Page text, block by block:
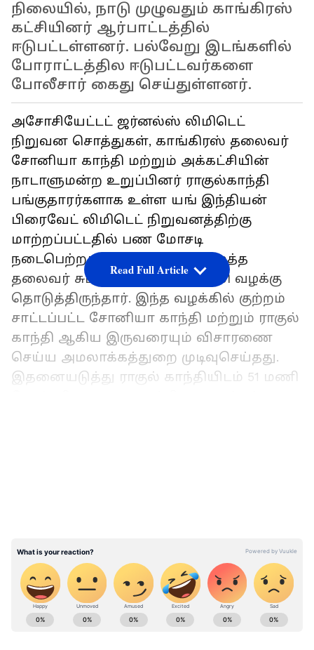
நிலையில், நாடு முழுவதும் காங்கிரஸ்
கட்சியினர் ஆர்பாட்டத்தில்
ஈடுபட்டள்ளனர். பல்வேறு இடங்களில்
போராட்டத்தில ஈடுபட்டவர்களை
போலீசார் கைது செய்துள்ளனர்.
அசோசியேட்டட் ஜர்னல்ஸ் லிமிடெட்
நிறுவன சொத்துகள், காங்கிரஸ் தலைவர்
சோனியா காந்தி மற்றும் அக்கட்சியின்
நாடாளுமன்ற உறுப்பினர் ராகுல்காந்தி
பங்குதாரர்களாக உள்ள யங் இந்தியன்
பிரைவேட் லிமிடெட் நிறுவனத்திற்கு
மாற்றப்பட்டதில் பண மோசடி
நடைபெற்றதாகக் கூறி பாஜக மூத்த
தலைவர் சுப்பிரமணியன் சுவாமி வழக்கு
தொடுத்திருந்தார். இந்த வழக்கில் குற்றம்
சாட்டப்பட்ட சோனியா காந்தி மற்றும் ராகுல்
காந்தி ஆகிய இருவரையும் விசாரணை
செய்ய அமலாக்கத்துறை முடிவுசெய்தது.
இதனையடுத்து ராகுல் காந்தியிடம் 51 மணி
president election result date: குடியரசுத்
தலைவர் தேர்தல்: எம்.பி.க்கள் வாக்கு
எண்ணும் பணி தொடங்கியது
Read Full Article
ABOUT THE AUTHOR